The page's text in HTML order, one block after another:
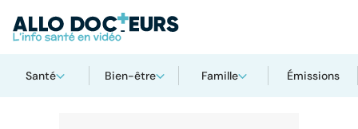
Santé Bien-être Famille Émissions